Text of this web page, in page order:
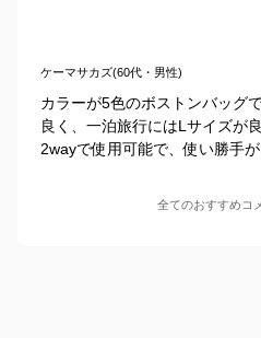
ケーマサカズ(60代・男性)
カラーが5色のボストンバッグ
良く、一泊旅行にはLサイズが
2wayで使用可能で、使い勝手
全てのおすすめコ